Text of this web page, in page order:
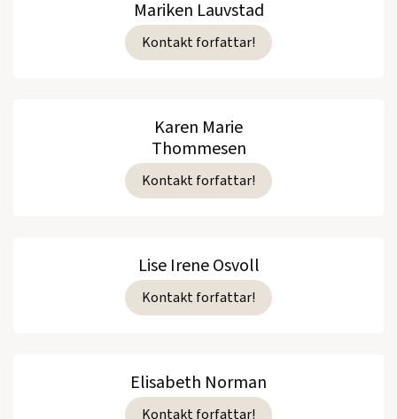
Mariken Lauvstad
Kontakt forfattar!
Karen Marie
Thommesen
Kontakt forfattar!
Lise Irene Osvoll
Kontakt forfattar!
Elisabeth Norman
Kontakt forfattar!